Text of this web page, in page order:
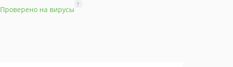
Проверено на вирусы
?